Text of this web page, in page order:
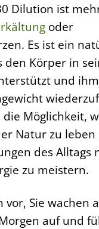
Dilution ist
oder
Es ist ein
den Körper in
und
Möglichkeit,
Natur zu
des Alltags
zu meistern.
vor, Sie wachen
auf und